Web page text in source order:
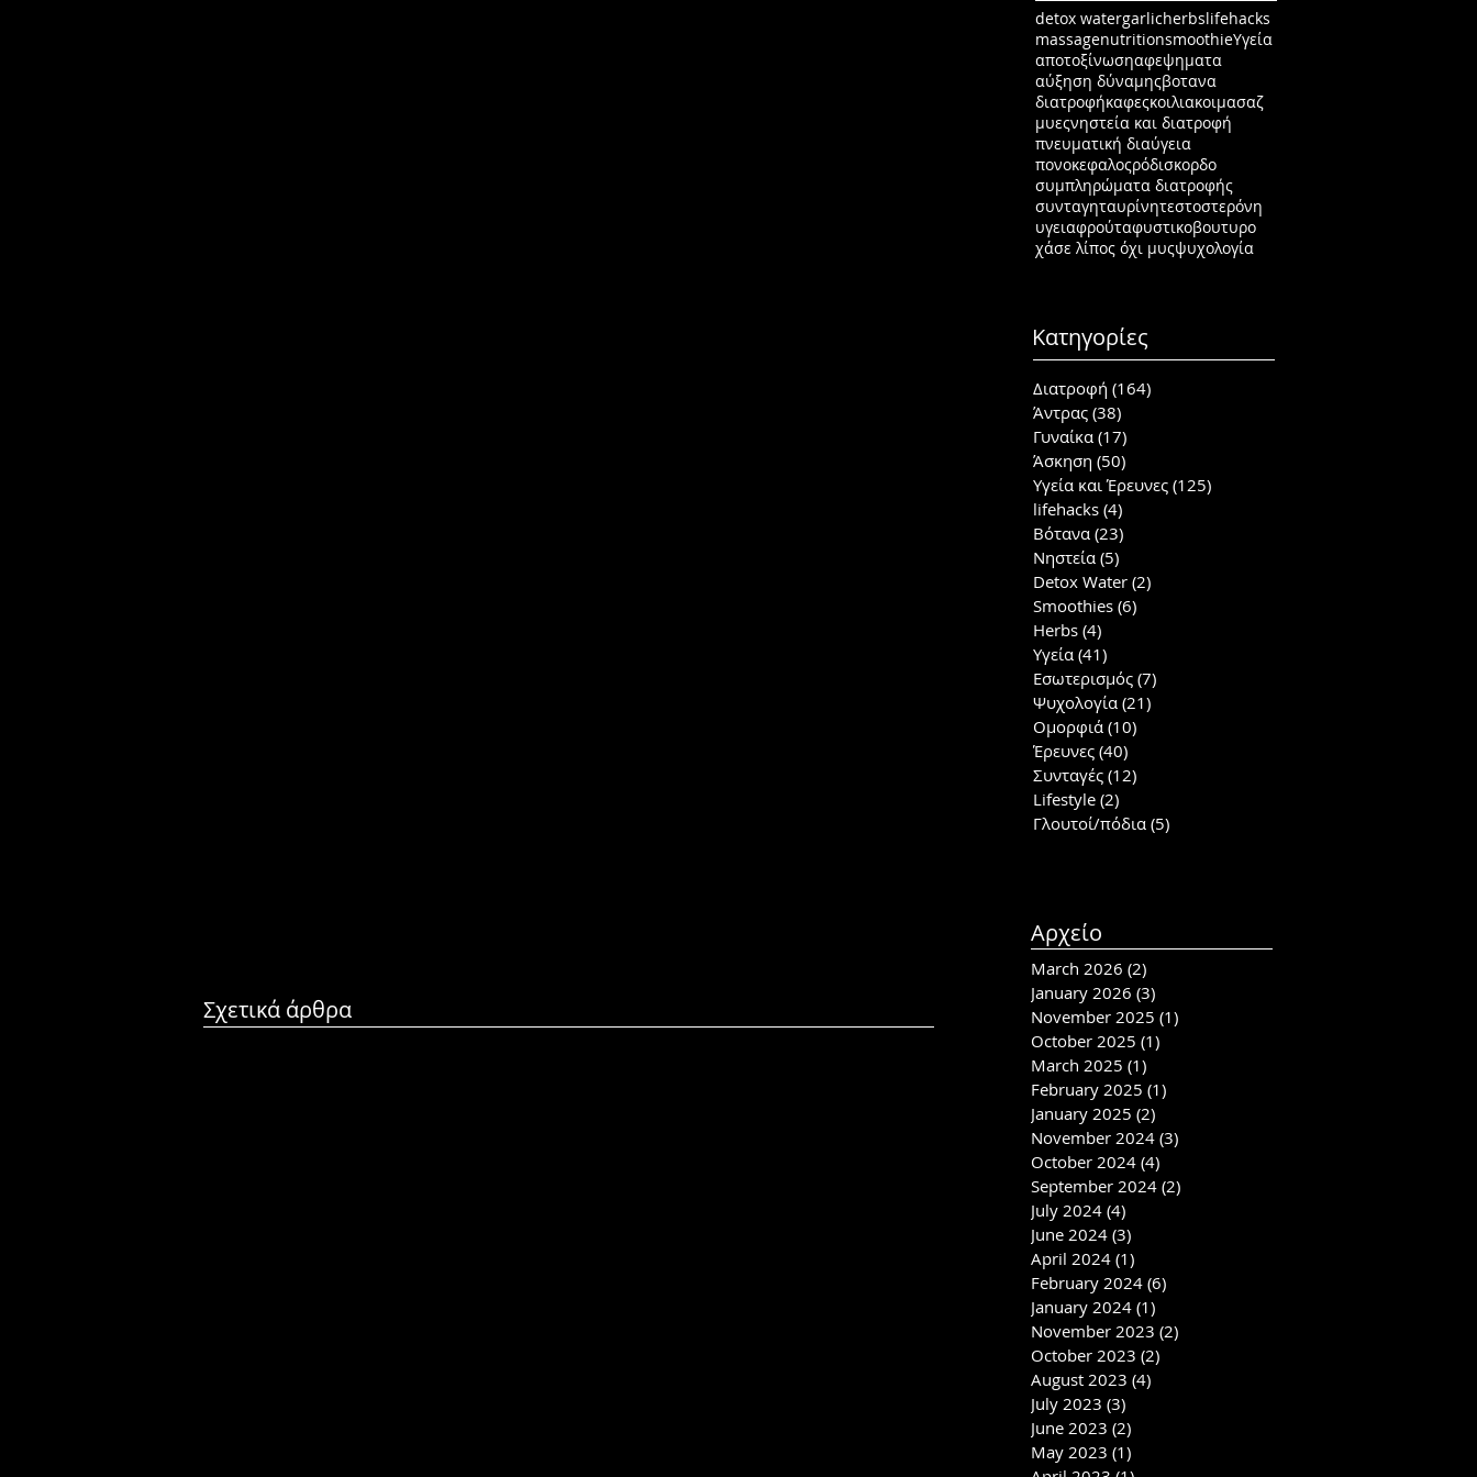
detox watergarlicherbslifehacks
massagenutritionsmoothieΥγεία
αποτοξίνωσηαφεψηματα
αύξηση δύναμηςβοτανα
διατροφήκαφεςκοιλιακοιμασαζ
μυεςνηστεία και διατροφή
πνευματική διαύγεια
πονοκεφαλοςρόδισκορδο
συμπληρώματα διατροφής
συνταγηταυρίνητεστοστερόνη
υγειαφρούταφυστικοβουτυρο
χάσε λίπος όχι μυςψυχολογία
Κατηγορίες
Διατροφή (164)
Άντρας (38)
Γυναίκα (17)
Άσκηση (50)
Υγεία και Έρευνες (125)
lifehacks (4)
Βότανα (23)
Νηστεία (5)
Detox Water (2)
Smoothies (6)
Herbs (4)
Υγεία (41)
Εσωτερισμός (7)
Ψυχολογία (21)
Ομορφιά (10)
Έρευνες (40)
Συνταγές (12)
Lifestyle (2)
Γλουτοί/πόδια (5)
Αρχείο
Σχετικά άρθρα
March 2026 (2)
January 2026 (3)
November 2025 (1)
October 2025 (1)
March 2025 (1)
February 2025 (1)
January 2025 (2)
November 2024 (3)
October 2024 (4)
September 2024 (2)
July 2024 (4)
June 2024 (3)
April 2024 (1)
February 2024 (6)
January 2024 (1)
November 2023 (2)
October 2023 (2)
August 2023 (4)
July 2023 (3)
June 2023 (2)
May 2023 (1)